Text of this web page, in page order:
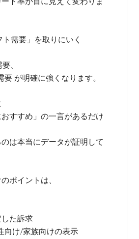
需要」を取りにいく
、
要 が明確に強くなります。
おすすめ」の一言があるだけ
は本当にデータが証明して
ポイントは、
した訴求
向け/家族向けの表示